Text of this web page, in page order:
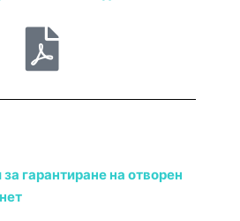
гарантиране на отворен